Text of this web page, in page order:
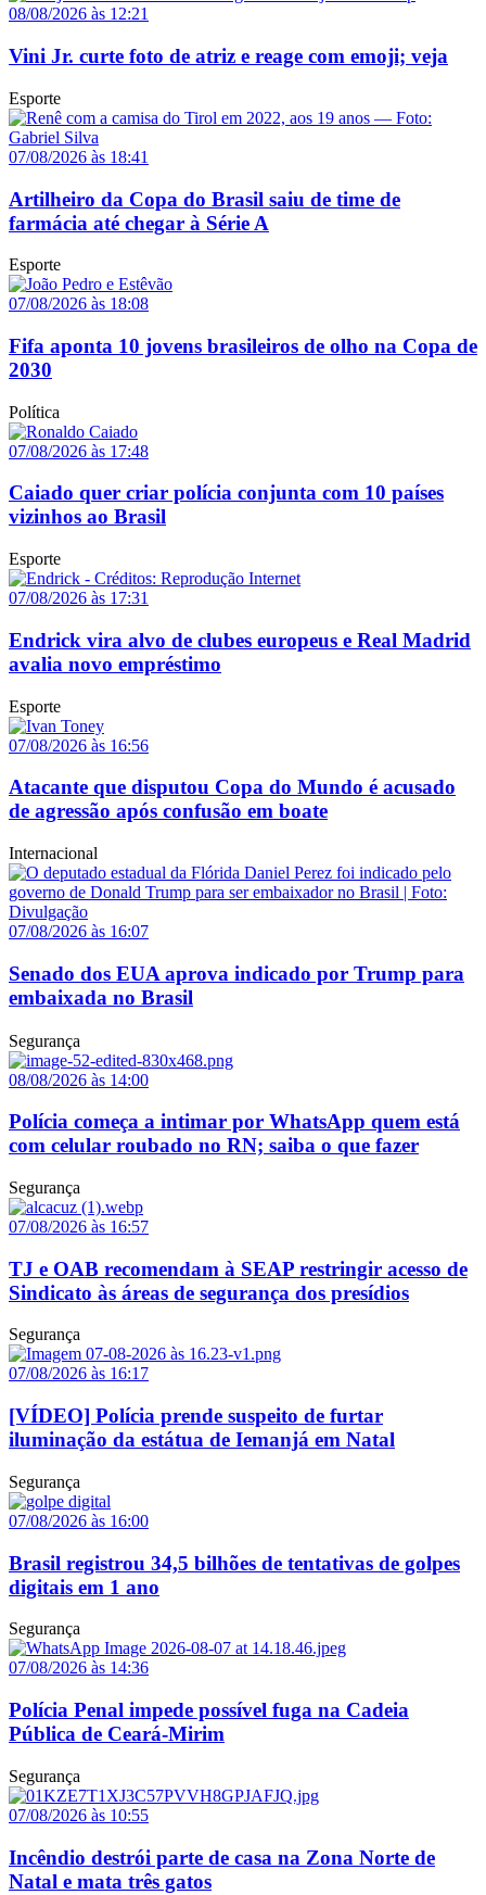
08/08/2026 às 12:21
Vini Jr. curte foto de atriz e reage com emoji; veja
Esporte
07/08/2026 às 18:41
Artilheiro da Copa do Brasil saiu de time de
farmácia até chegar à Série A
Esporte
07/08/2026 às 18:08
Fifa aponta 10 jovens brasileiros de olho na Copa de
2030
Política
07/08/2026 às 17:48
Caiado quer criar polícia conjunta com 10 países
vizinhos ao Brasil
Esporte
07/08/2026 às 17:31
Endrick vira alvo de clubes europeus e Real Madrid
avalia novo empréstimo
Esporte
07/08/2026 às 16:56
Atacante que disputou Copa do Mundo é acusado
de agressão após confusão em boate
Internacional
07/08/2026 às 16:07
Senado dos EUA aprova indicado por Trump para
embaixada no Brasil
Segurança
08/08/2026 às 14:00
Polícia começa a intimar por WhatsApp quem está
com celular roubado no RN; saiba o que fazer
Segurança
07/08/2026 às 16:57
TJ e OAB recomendam à SEAP restringir acesso de
Sindicato às áreas de segurança dos presídios
Segurança
07/08/2026 às 16:17
[VÍDEO] Polícia prende suspeito de furtar
iluminação da estátua de Iemanjá em Natal
Segurança
07/08/2026 às 16:00
Brasil registrou 34,5 bilhões de tentativas de golpes
digitais em 1 ano
Segurança
07/08/2026 às 14:36
Polícia Penal impede possível fuga na Cadeia
Pública de Ceará-Mirim
Segurança
07/08/2026 às 10:55
Incêndio destrói parte de casa na Zona Norte de
Natal e mata três gatos